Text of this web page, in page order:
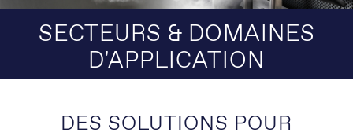
SECTEURS & DOMAINES
D'APPLICATION
DES SOLUTIONS POUR